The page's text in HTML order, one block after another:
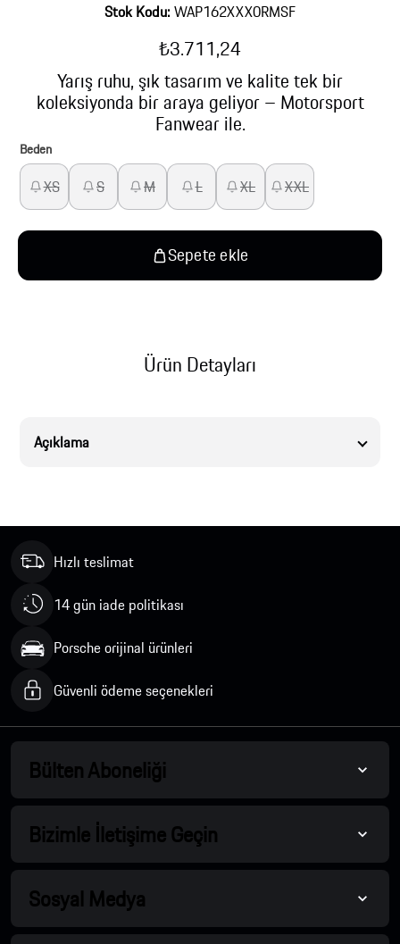
Stok Kodu: WAP162XXX0RMSF
₺3.711,24
Yarış ruhu, şık tasarım ve kalite tek bir
koleksiyonda bir araya geliyor – Motorsport
Fanwear ile.
Beden
XS S M L XL XXL
Sepete ekle
Ürün Detayları
Açıklama
Hızlı teslimat
14 gün iade politikası
Porsche orijinal ürünleri
Güvenli ödeme seçenekleri
Bülten Aboneliği
Bizimle İletişime Geçin
Sosyal Medya